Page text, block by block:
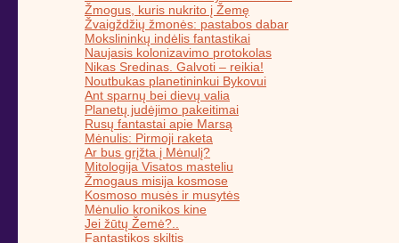
Žmogus, kuris nukrito į Žemę
Žvaigždžių žmonės: pastabos dabar
Mokslininkų indėlis fantastikai
Naujasis kolonizavimo protokolas
Nikas Sredinas. Galvoti – reikia!
Noutbukas planetininkui Bykovui
Ant sparnų bei dievų valia
Planetų judėjimo pakeitimai
Rusų fantastai apie Marsą
Mėnulis: Pirmoji raketa
Ar bus grįžta į Mėnulį?
Mitologija Visatos masteliu
Žmogaus misija kosmose
Kosmoso musės ir musytės
Mėnulio kronikos kine
Jei žūtų Žemė?..
Fantastikos skiltis